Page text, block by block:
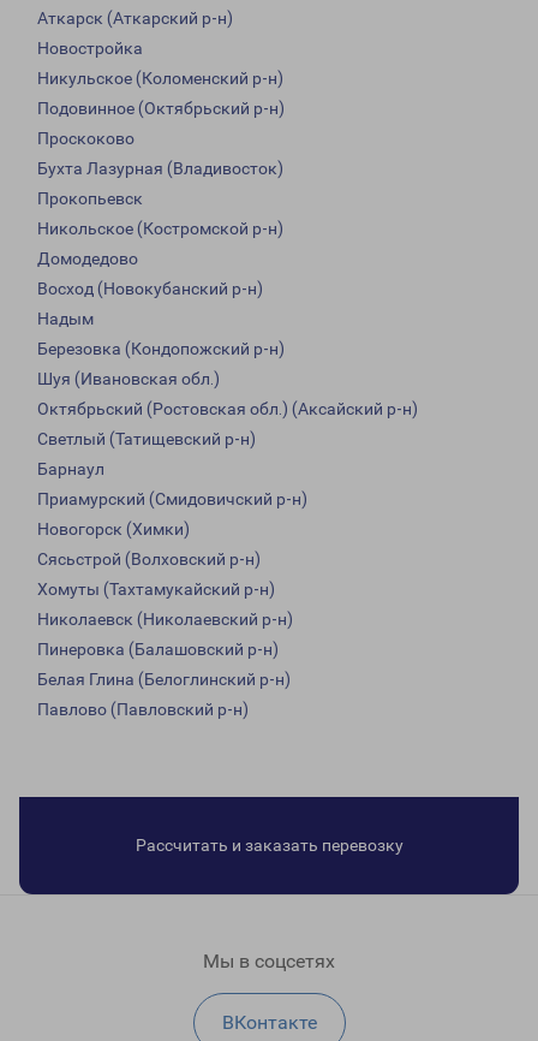
Аткарск (Аткарский р-н)
Новостройка
Никульское (Коломенский р-н)
Подовинное (Октябрьский р-н)
Проскоково
Бухта Лазурная (Владивосток)
Прокопьевск
Никольское (Костромской р-н)
Домодедово
Восход (Новокубанский р-н)
Надым
Березовка (Кондопожский р-н)
Шуя (Ивановская обл.)
Октябрьский (Ростовская обл.) (Аксайский р-н)
Светлый (Татищевский р-н)
Барнаул
Приамурский (Смидовичский р-н)
Новогорск (Химки)
Сясьстрой (Волховский р-н)
Хомуты (Тахтамукайский р-н)
Николаевск (Николаевский р-н)
Пинеровка (Балашовский р-н)
Белая Глина (Белоглинский р-н)
Павлово (Павловский р-н)
Рассчитать и заказать перевозку
Мы в соцсетях
ВКонтакте